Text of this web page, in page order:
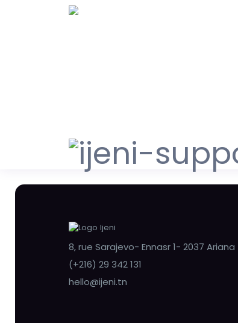
8, rue Sarajevo- Ennasr 1- 2037 Ariana
(+216) 29 342 131
hello@ijeni.tn